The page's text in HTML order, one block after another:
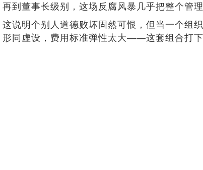
再到董事长级别，这场反腐风暴几乎把整个管
这说明个别人道德败坏固然可恨，但当一个组
形同虚设，费用标准弹性太大——这套组合打下